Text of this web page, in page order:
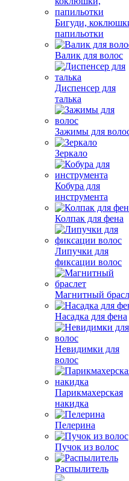
Бигуди,
папильотки
Валик для волос
Диспенсер для
талька
Зажимы для
Зеркало
Кобура для
инструмента
Колпак для фена
Липучки для
фиксации волос
Магнитный
Насадка для фена
Невидимки для
волос
Парикмахерская
накидка
Пелерина
Пучок из волос
Распылитель